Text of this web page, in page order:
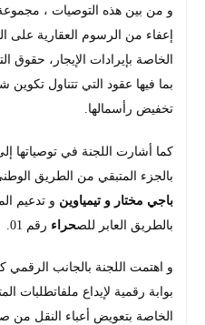
و من بين هذه التوصيات ،
إعفاء من الرسوم العقارية على
الخاصة بإيرادات الإيجار،
بما فيها عقود التي تتناول تكوين
تخفيض رأسمالها.
كما أشارت اللجنة في توصياتها
بالجزء المتبقي من الطريق الوطني رقم 06
باجي مختار و تيمياوين و تدعيم
بالطريق العابر للصحراء رقم 01.
و اهتمت اللجنة بالجانب
بوابة رقمية لإيداع ملفاتطلبات
الخاصة بتعويض أعباء النقل من